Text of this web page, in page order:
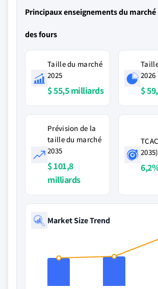
Principaux enseignements du marché
des fours
Taille du marché
2025
$ 55,5 milliards
2026
$
Prévision de la
taille du marché
2035
$ 101,8
milliards
2035)
Market Size Trend